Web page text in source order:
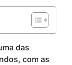
das
com as